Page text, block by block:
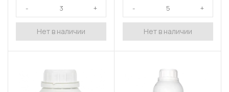
Нет в наличии Нет в наличии